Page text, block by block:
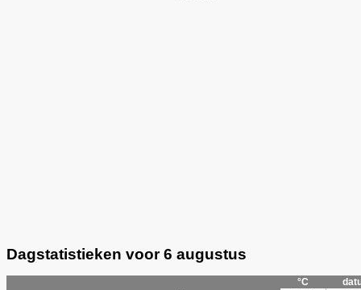
Dagstatistieken voor 6 augustus
°C